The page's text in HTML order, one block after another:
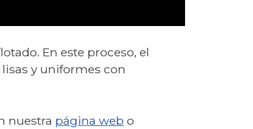
En este proceso, el
y uniformes con
nuestra página web o